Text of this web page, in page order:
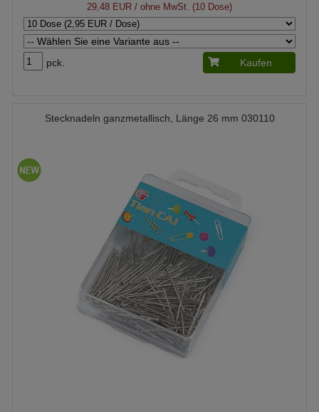
29,48 EUR / ohne MwSt. (10 Dose)
pck. Kaufen
Stecknadeln ganzmetallisch, Länge 26 mm 030110